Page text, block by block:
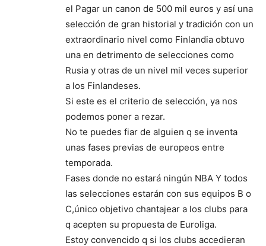
el Pagar un canon de 500 mil euros y así una
selección de gran historial y tradición con un
extraordinario nivel como Finlandia obtuvo
una en detrimento de selecciones como
Rusia y otras de un nivel mil veces superior
a los Finlandeses.
Si este es el criterio de selección, ya nos
podemos poner a rezar.
No te puedes fiar de alguien q se inventa
unas fases previas de europeos entre
temporada.
Fases donde no estará ningún NBA Y todos
las selecciones estarán con sus equipos B o
C,único objetivo chantajear a los clubs para
q acepten su propuesta de Euroliga.
Estoy convencido q si los clubs accedieran